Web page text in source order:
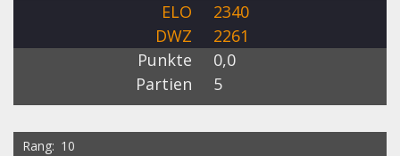
ELO
2340
DWZ
2261
Punkte
0,0
Partien
5
Rang 10